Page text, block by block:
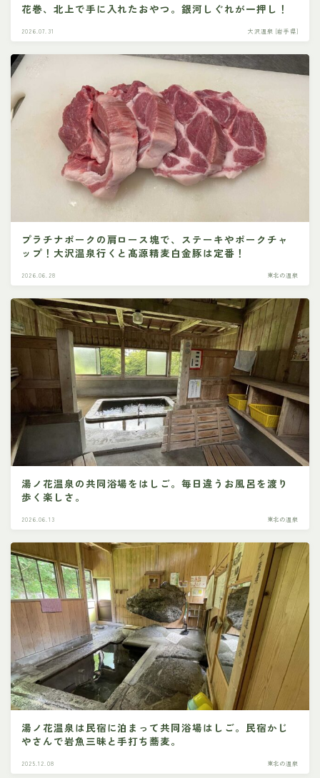
花巻、北上で手に入れたおやつ。銀河しぐれが一押し！
2026.07.31 大沢温泉 [岩手県]
プラチナポークの肩ロース塊で、ステーキやポークチャ
ップ！大沢温泉行くと髙源精麦白金豚は定番！
2026.06.28 東北の温泉
湯ノ花温泉の共同浴場をはしご。毎日違うお風呂を渡り
歩く楽しさ。
2026.06.13 東北の温泉
湯ノ花温泉は民宿に泊まって共同浴場はしご。民宿かじ
やさんで岩魚三昧と手打ち蕎麦。
2025.12.08 東北の温泉